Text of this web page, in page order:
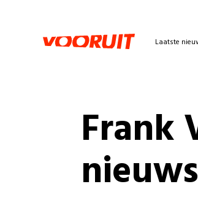
Laatste
Frank
nieuws